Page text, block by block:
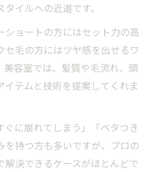
イルへの近道です。
ショートの方にはセット力の高
セ毛の方にはツヤ感を出せるワ
美容室では、髪質や毛流れ、頭
イテムと技術を提案してくれま
ぐに崩れてしまう」「ベタつき
を持つ方も多いですが、プロの
解決できるケースがほとんどで